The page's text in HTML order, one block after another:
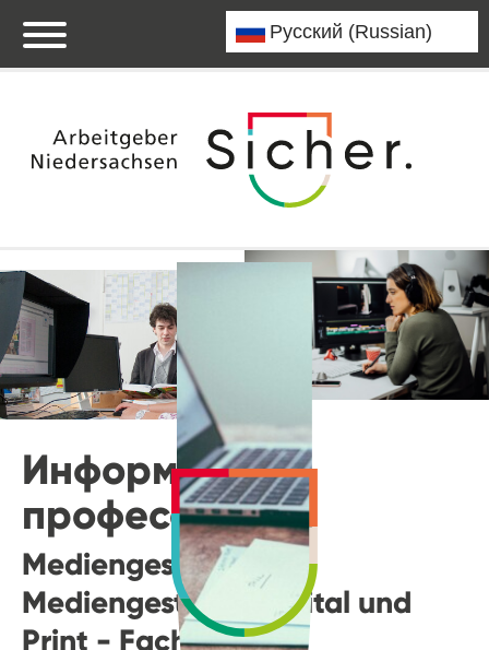
Информация о
профессии
Mediengestalterin/
Mediengestalter Digital und
Print - Fachrichtung